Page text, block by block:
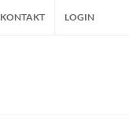
KONTAKT LOGIN